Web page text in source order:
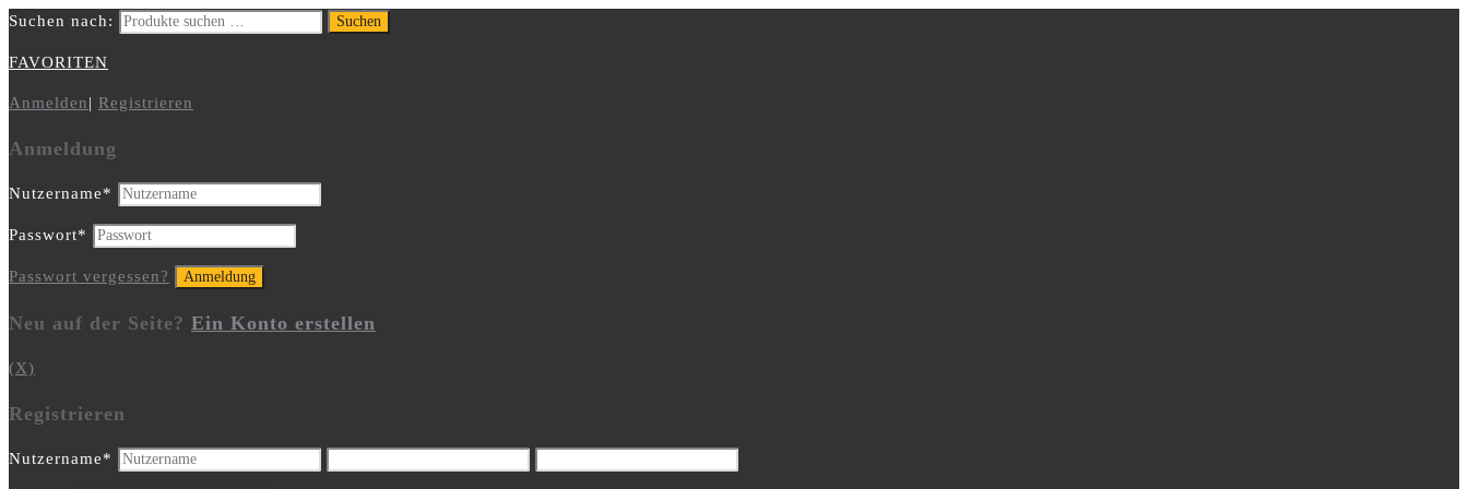
Suchen nach: Suchen
FAVORITEN
Anmelden| Registrieren
Anmeldung
Nutzername*
Passwort*
Passwort vergessen?
Neu auf der Seite? Ein Konto erstellen
(X)
Registrieren
Nutzername*